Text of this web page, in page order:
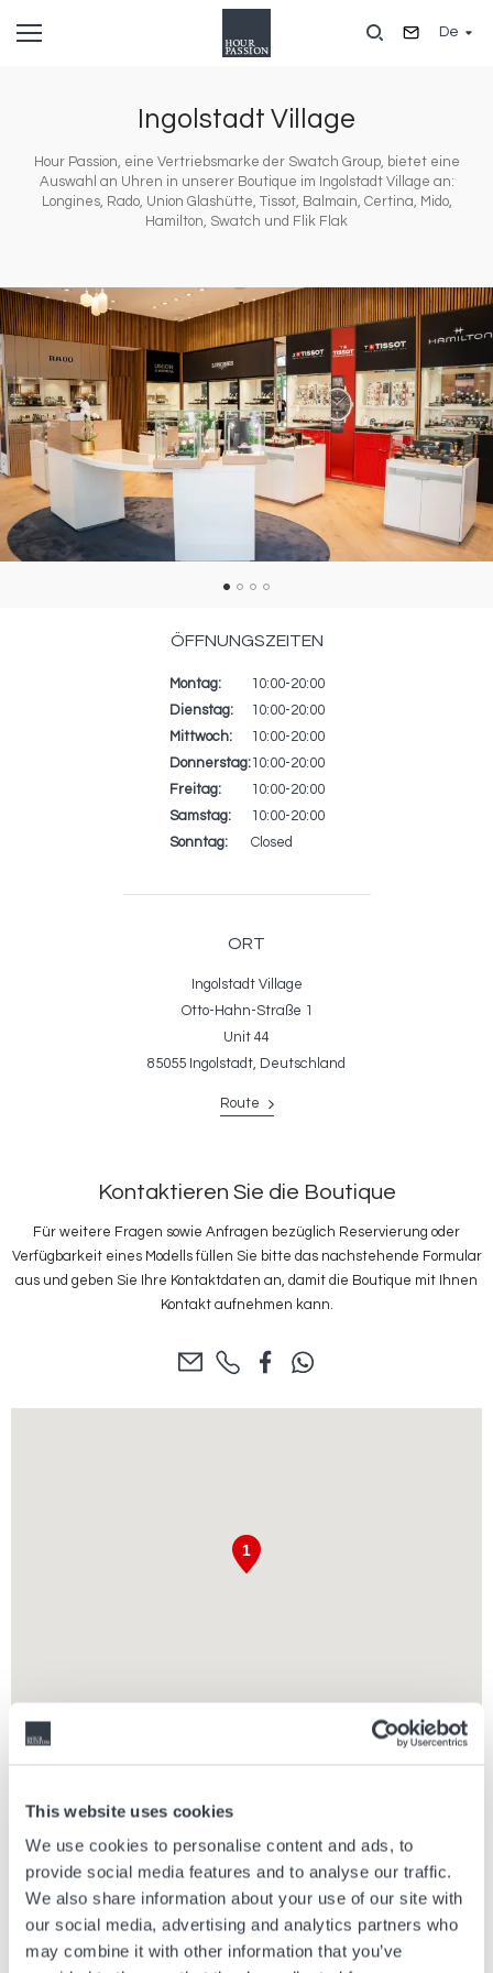
This website uses cookies
We use cookies to personalise content and ads, to
provide social media features and to analyse our traffic.
We also share information about your use of our site with
our social media, advertising and analytics partners who
may combine it with other information that you’ve
zum
De
Ingolstadt Village
Hour Passion, eine Vertriebsmarke der Swatch Group, bietet eine
Auswahl an Uhren in unserer Boutique im Ingolstadt Village an:
Longines, Rado, Union Glashütte, Tissot, Balmain, Certina, Mido,
Hamilton, Swatch und Flik Flak
Bild
ÖFFNUNGSZEITEN
Tag
Zeitfenster
Kommentar
Montag:
10:00-20:00
Dienstag:
10:00-20:00
Mittwoch:
10:00-20:00
Donnerstag:10:00-20:00
Freitag:
10:00-20:00
Samstag:
10:00-20:00
Sonntag:
Closed
ORT
Ingolstadt Village
Otto-Hahn-Straße 1
Unit 44
85055 Ingolstadt, Deutschland
Route
Kontaktieren Sie die Boutique
Für weitere Fragen sowie Anfragen bezüglich Reservierung oder
Verfügbarkeit eines Modells füllen Sie bitte das nachstehende Formular
aus und geben Sie Ihre Kontaktdaten an, damit die Boutique mit Ihnen
Kontakt aufnehmen kann.
von München entfernt bietet das Inglostadt Village über 110 Mode-
und Lifestyle-Boutiquen mit Rabatten von bis zu 60 %. Im Village
finden Sie auch Restaurants und Cafés für einen tollen
Tagesausflug.